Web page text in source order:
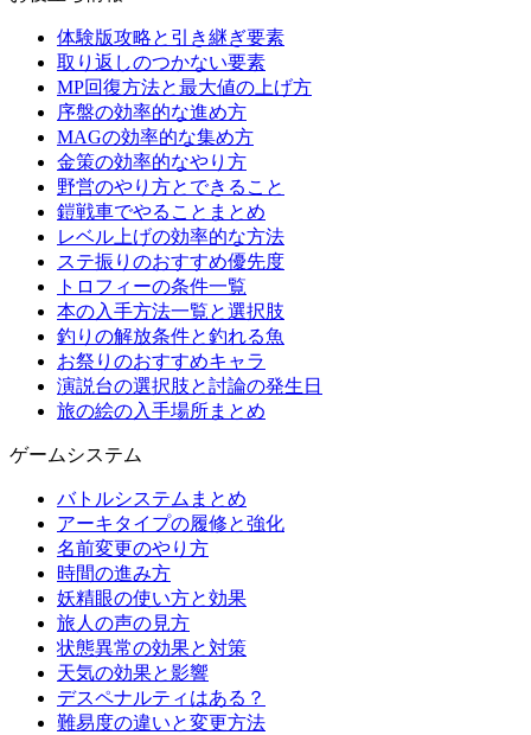
体験版攻略と引き継ぎ要素
取り返しのつかない要素
MP回復方法と最大値の上げ方
序盤の効率的な進め方
MAGの効率的な集め方
金策の効率的なやり方
野営のやり方とできること
鎧戦車でやることまとめ
レベル上げの効率的な方法
ステ振りのおすすめ優先度
トロフィーの条件一覧
本の入手方法一覧と選択肢
釣りの解放条件と釣れる魚
お祭りのおすすめキャラ
演説台の選択肢と討論の発生日
旅の絵の入手場所まとめ
ゲームシステム
バトルシステムまとめ
アーキタイプの履修と強化
名前変更のやり方
時間の進み方
妖精眼の使い方と効果
旅人の声の見方
状態異常の効果と対策
天気の効果と影響
デスペナルティはある？
難易度の違いと変更方法